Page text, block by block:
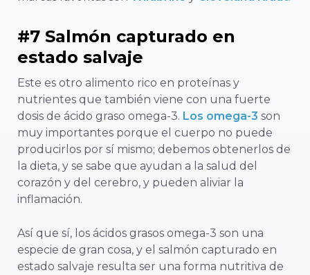
#7 Salmón capturado en
estado salvaje
Este es otro alimento rico en proteínas y
nutrientes que también viene con una fuerte
dosis de ácido graso omega-3. Los omega-3 son
muy importantes porque el cuerpo no puede
producirlos por sí mismo; debemos obtenerlos de
la dieta, y se sabe que ayudan a la salud del
corazón y del cerebro, y pueden aliviar la
inflamación.
Así que sí, los ácidos grasos omega-3 son una
especie de gran cosa, y el salmón capturado en
estado salvaje resulta ser una forma nutritiva de